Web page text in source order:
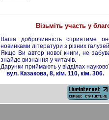
Візьміть участь у
Ваша доброчинність сприятиме
новинками літератури з різних
Якщо Ви автор нової книги, не
знайде визнання у читачів.
Дарунки приймають у відділах
вул. Казакова, 8, кім. 110, кім. 306.